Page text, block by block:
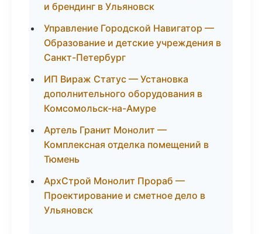
и брендинг в Ульяновск
Управление Городской Навигатор —
Образование и детские учреждения в
Санкт-Петербург
ИП Вираж Статус — Установка
дополнительного оборудования в
Комсомольск-на-Амуре
Артель Гранит Монолит —
Комплексная отделка помещений в
Тюмень
АрхСтрой Монолит Прораб —
Проектирование и сметное дело в
Ульяновск